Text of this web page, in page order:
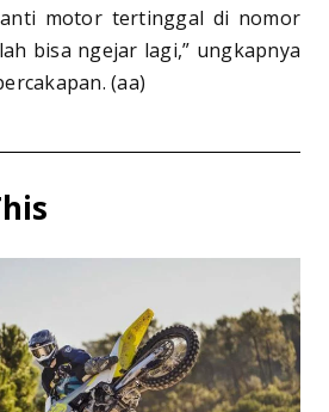
motor tertinggal di nomor
bisa ngejar lagi,” ungkapnya
(aa)